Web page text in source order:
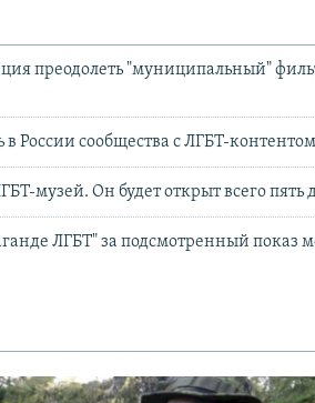
преодолеть "муниципальный"
России сообщества с ЛГБТ-контентом
музей. Он будет открыт всего пять
ЛГБТ" за подсмотренный показ